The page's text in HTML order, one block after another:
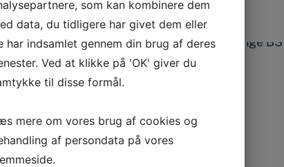
som kan kombinere dem
data, du tidligere har givet dem eller
har indsamlet gennem din brug af deres
Ved at klikke på 'OK' giver du
til disse formål.
mere om vores brug af cookies og
af persondata på vores